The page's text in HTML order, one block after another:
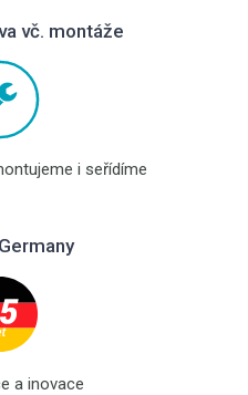
vč. montáže
i seřídíme
a inovace